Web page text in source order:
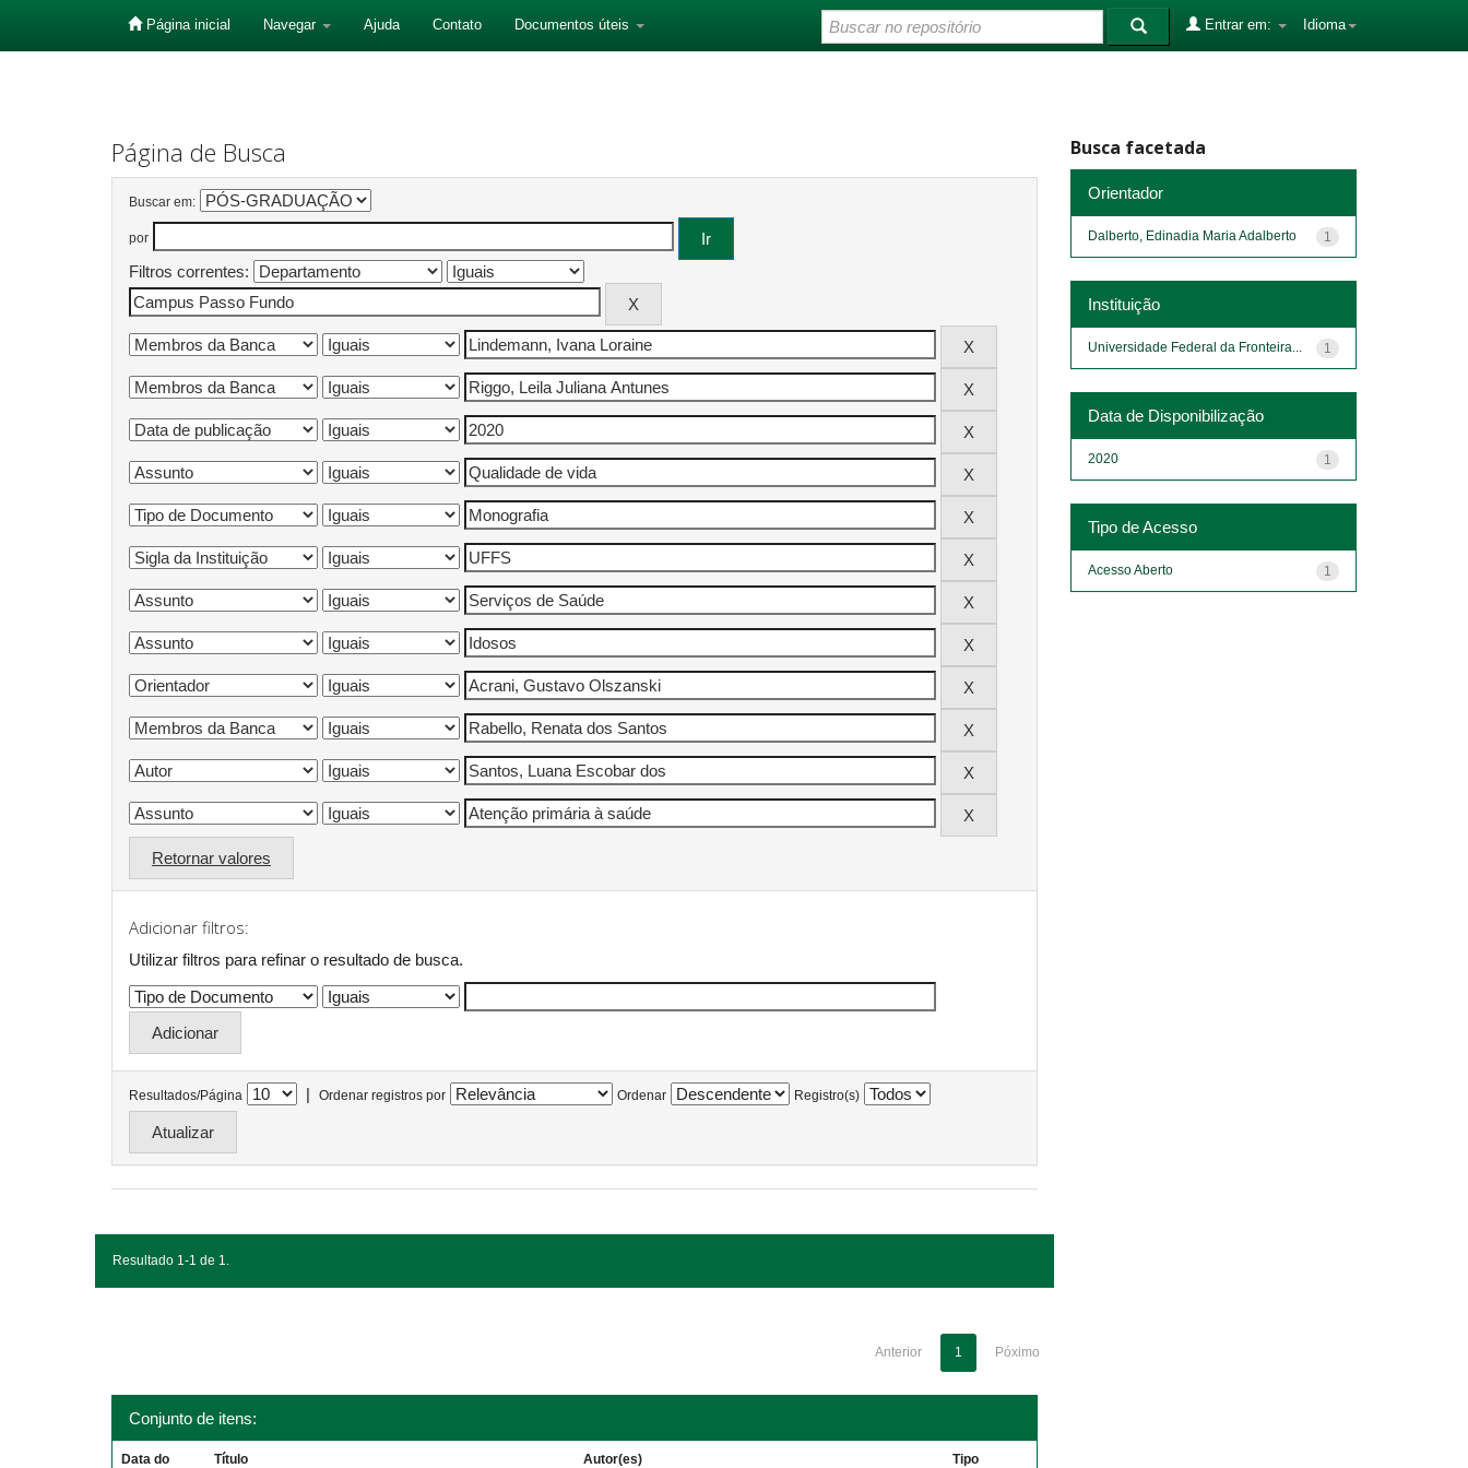
Página inicial Navegar Ajuda Contato Documentos úteis Idioma
Entrar em:
Página de Busca
Buscar em:
por
Filtros correntes:
Retornar valores
Adicionar filtros:
Utilizar filtros para refinar o resultado de busca.
Resultados/Página | Ordenar registros por Ordenar Registro(s)
Resultado 1-1 de 1.
Anterior 1 Póximo
Conjunto de itens:
Data do Título Autor(es) Tipo
Busca facetada
Orientador
1
Dalberto, Edinadia Maria Adalberto
Instituição
1
Universidade Federal da Fronteira...
Data de Disponibilização
1
2020
Tipo de Acesso
1
Acesso Aberto